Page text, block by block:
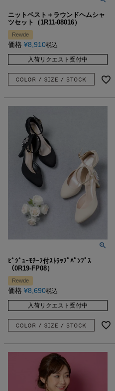
ニットベスト＋ラウンドヘムシャ
ツセット（1R11-08016）
Rewde
価格 ¥8,910税込
入荷リクエスト受付中
ﾋﾞｼﾞｭｰﾓﾁｰﾌ付ｽﾄﾗｯﾌﾟﾊﾟﾝﾌﾟｽ
（0R19-FP08）
Rewde
価格 ¥8,690税込
入荷リクエスト受付中